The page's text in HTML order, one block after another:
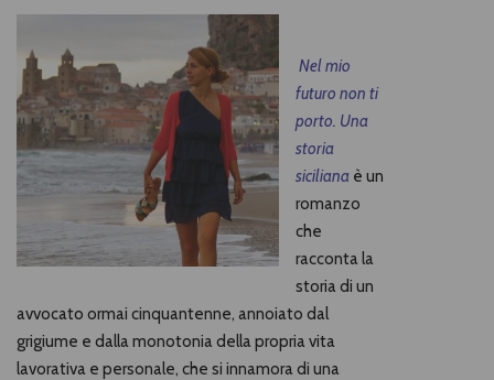
Nel mio
futuro non ti
porto. Una
storia
siciliana è un
romanzo
che
racconta la
storia di un
avvocato ormai cinquantenne, annoiato dal
grigiume e dalla monotonia della propria vita
lavorativa e personale, che si innamora di una